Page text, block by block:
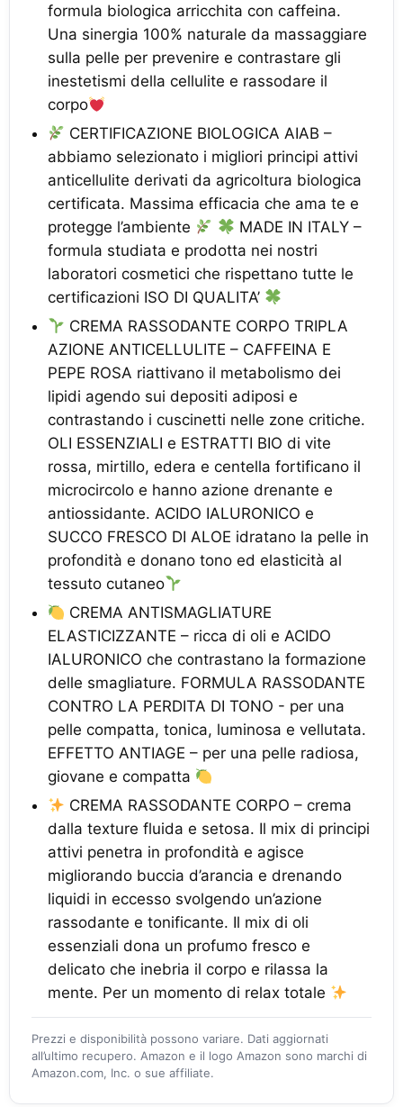
formula biologica arricchita con caffeina.
Una sinergia 100% naturale da massaggiare
sulla pelle per prevenire e contrastare gli
inestetismi della cellulite e rassodare il
corpo
CERTIFICAZIONE BIOLOGICA AIAB –
abbiamo selezionato i migliori principi attivi
anticellulite derivati da agricoltura biologica
certificata. Massima efficacia che ama te e
protegge l’ambiente
MADE IN ITALY –
formula studiata e prodotta nei nostri
laboratori cosmetici che rispettano tutte le
certificazioni ISO DI QUALITA’
CREMA RASSODANTE CORPO TRIPLA
AZIONE ANTICELLULITE – CAFFEINA E
PEPE ROSA riattivano il metabolismo dei
lipidi agendo sui depositi adiposi e
contrastando i cuscinetti nelle zone critiche.
OLI ESSENZIALI e ESTRATTI BIO di vite
rossa, mirtillo, edera e centella fortificano il
microcircolo e hanno azione drenante e
antiossidante. ACIDO IALURONICO e
SUCCO FRESCO DI ALOE idratano la pelle in
profondità e donano tono ed elasticità al
tessuto cutaneo
CREMA ANTISMAGLIATURE
ELASTICIZZANTE – ricca di oli e ACIDO
IALURONICO che contrastano la formazione
delle smagliature. FORMULA RASSODANTE
CONTRO LA PERDITA DI TONO - per una
pelle compatta, tonica, luminosa e vellutata.
EFFETTO ANTIAGE – per una pelle radiosa,
giovane e compatta
CREMA RASSODANTE CORPO – crema
dalla texture fluida e setosa. Il mix di principi
attivi penetra in profondità e agisce
migliorando buccia d’arancia e drenando
liquidi in eccesso svolgendo un’azione
rassodante e tonificante. Il mix di oli
essenziali dona un profumo fresco e
delicato che inebria il corpo e rilassa la
mente. Per un momento di relax totale
Prezzi e disponibilità possono variare. Dati aggiornati
all’ultimo recupero. Amazon e il logo Amazon sono marchi di
Amazon.com, Inc. o sue affiliate.